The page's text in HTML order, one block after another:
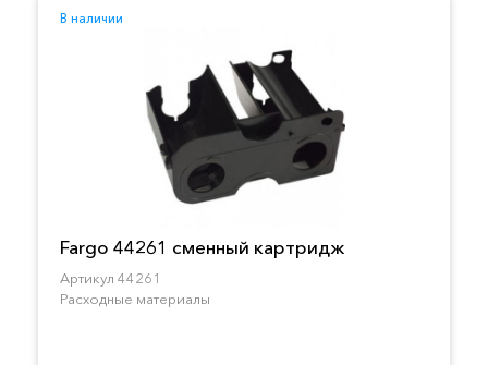
В наличии
Fargo 44261 сменный картридж
Артикул 44261
Расходные материалы